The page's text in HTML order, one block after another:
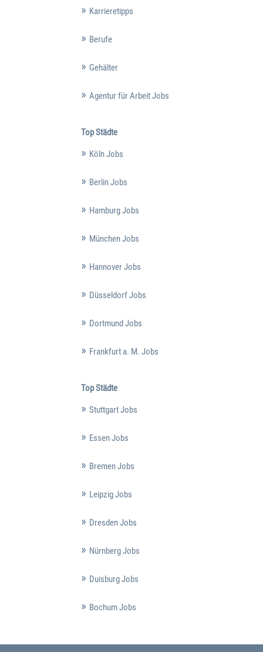
Karrieretipps
Berufe
Gehälter
Agentur für Arbeit Jobs
Top Städte
Köln Jobs
Berlin Jobs
Hamburg Jobs
München Jobs
Hannover Jobs
Düsseldorf Jobs
Dortmund Jobs
Frankfurt a. M. Jobs
Top Städte
Stuttgart Jobs
Essen Jobs
Bremen Jobs
Leipzig Jobs
Dresden Jobs
Nürnberg Jobs
Duisburg Jobs
Bochum Jobs